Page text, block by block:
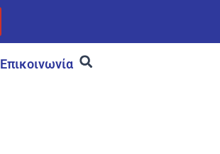
Επικοινωνία